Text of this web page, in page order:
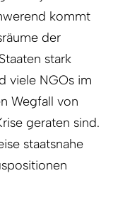
kommt
der
stark
viele NGOs im
Wegfall von
geraten sind.
staatsnahe